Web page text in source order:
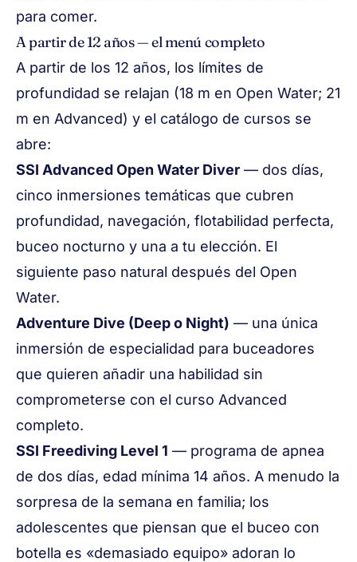
para comer.
A partir de 12 años — el menú completo
A partir de los 12 años, los límites de
profundidad se relajan (18 m en Open Water; 21
m en Advanced) y el catálogo de cursos se
abre:
SSI Advanced Open Water Diver — dos días,
cinco inmersiones temáticas que cubren
profundidad, navegación, flotabilidad perfecta,
buceo nocturno y una a tu elección. El
siguiente paso natural después del Open
Water.
Adventure Dive (Deep o Night) — una única
inmersión de especialidad para buceadores
que quieren añadir una habilidad sin
comprometerse con el curso Advanced
completo.
SSI Freediving Level 1 — programa de apnea
de dos días, edad mínima 14 años. A menudo la
sorpresa de la semana en familia; los
adolescentes que piensan que el buceo con
botella es «demasiado equipo» adoran lo